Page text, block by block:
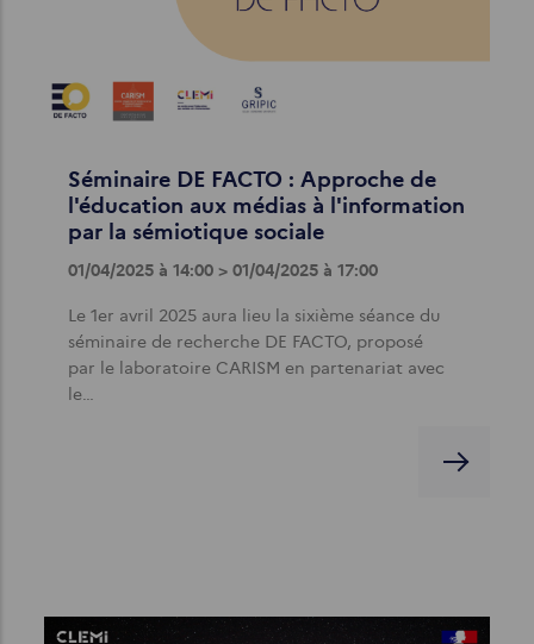
Séminaire DE FACTO : Approche de
l'éducation aux médias à l'information
par la sémiotique sociale
01/04/2025 à 14:00 > 01/04/2025 à 17:00
Le 1er avril 2025 aura lieu la sixième séance du
séminaire de recherche DE FACTO, proposé
par le laboratoire CARISM en partenariat avec
le…